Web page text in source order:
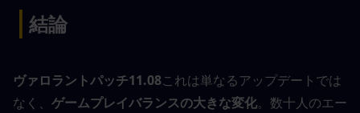
| 結論
ヴァロラントパッチ11.08これは単なるアップデートでは
なく、 ゲームプレイバランスの大きな変化。数十人のエー